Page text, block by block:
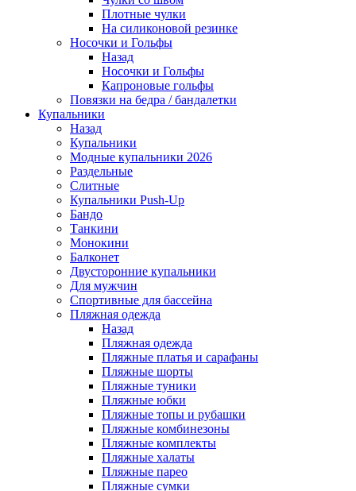
Плотные чулки
На силиконовой резинке
Носочки и Гольфы
Назад
Носочки и Гольфы
Капроновые гольфы
Повязки на бедра / бандалетки
Купальники
Назад
Купальники
Модные купальники 2026
Раздельные
Слитные
Купальники Push-Up
Бандо
Танкини
Монокини
Балконет
Двусторонние купальники
Для мужчин
Спортивные для бассейна
Пляжная одежда
Назад
Пляжная одежда
Пляжные платья и сарафаны
Пляжные шорты
Пляжные туники
Пляжные юбки
Пляжные топы и рубашки
Пляжные комбинезоны
Пляжные комплекты
Пляжные халаты
Пляжные парео
Пляжные сумки